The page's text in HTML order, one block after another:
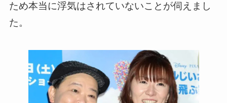
ため本当に浮気はされていないことが伺えまし
た。